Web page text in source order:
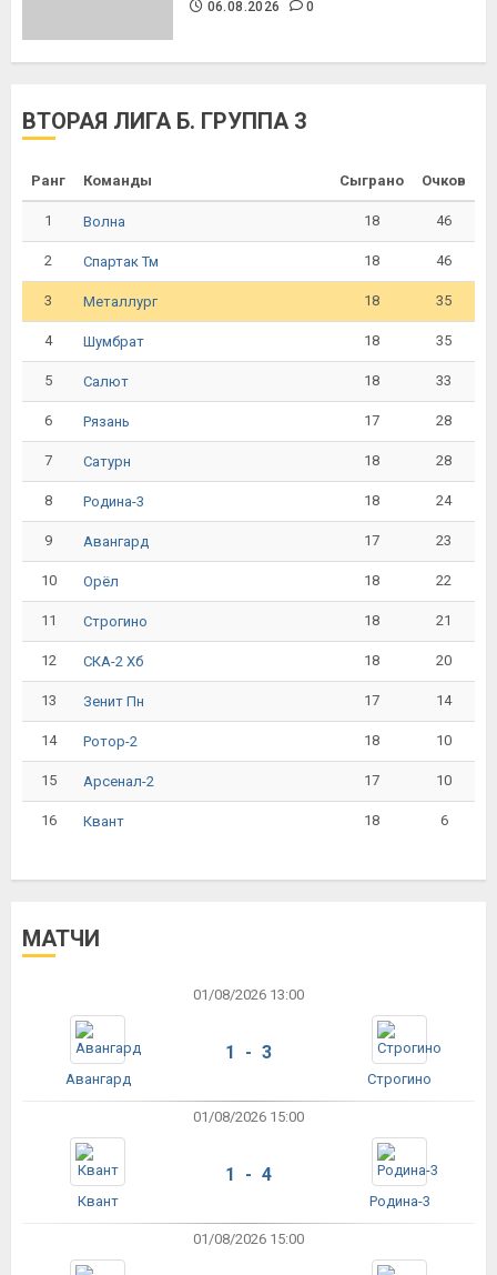
06.08.2026 0
ВТОРАЯ ЛИГА Б. ГРУППА 3
Ранг Команды Сыграно Очков
1 Волна 18 46
2 Спартак Тм 18 46
3 Металлург 18 35
4 Шумбрат 18 35
5 Салют 18 33
6 Рязань 17 28
7 Сатурн 18 28
8 Родина-3 18 24
9 Авангард 17 23
10 Орёл 18 22
11 Строгино 18 21
12 СКА-2 Хб 18 20
13 Зенит Пн 17 14
14 Ротор-2 18 10
15 Арсенал-2 17 10
16 Квант 18 6
МАТЧИ
01/08/2026 13:00
Авангард
1 - 3
Строгино
01/08/2026 15:00
Квант
1 - 4
Родина-3
01/08/2026 15:00